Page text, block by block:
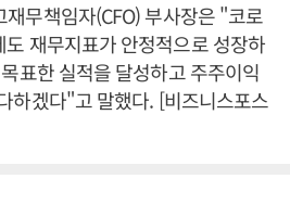
재무책임자(CFO) 부사장은 "코로
재무지표가 안정적으로 성장하
표한 실적을 달성하고 주주이익
하겠다"고 말했다. [비즈니스포스